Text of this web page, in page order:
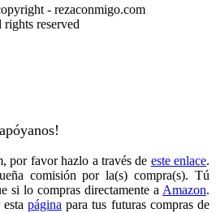
- rezaconmigo.com
rights reserved
por favor hazlo a través de este enlace.
comisión por la(s) compra(s). Tú
si lo compras directamente a Amazon.
página para tus futuras compras de